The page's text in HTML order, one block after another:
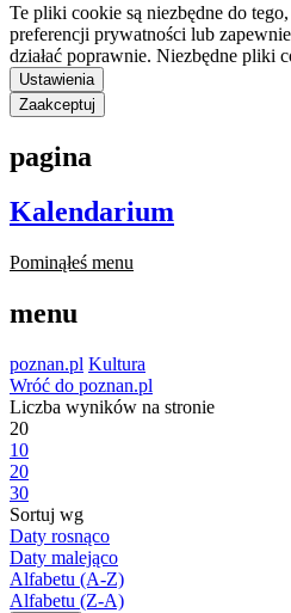
Te pliki cookie są niezbędne do
preferencji prywatności lub
działać poprawnie. Niezbędne pliki
Ustawienia
Zaakceptuj
pagina
Kalendarium
Pominąłeś menu
menu
poznan.pl Kultura
Wróć do poznan.pl
Liczba wyników na stronie
20
10
20
30
Sortuj wg
Daty rosnąco
Daty malejąco
Alfabetu (A-Z)
Alfabetu (Z-A)